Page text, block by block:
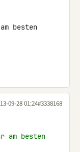
besten
09-28 01:24#3338168
am besten